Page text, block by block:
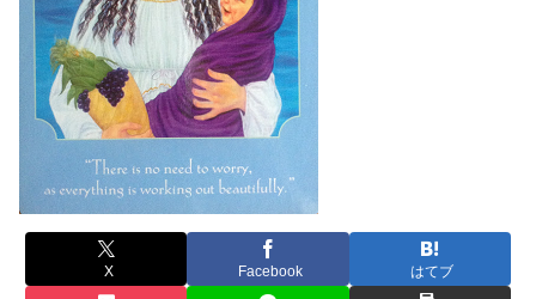
X Facebook はてブ